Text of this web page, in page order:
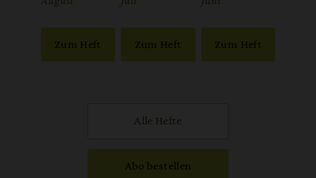
Zum Heft Zum Heft Zum Heft
Alle Hefte
Abo bestellen